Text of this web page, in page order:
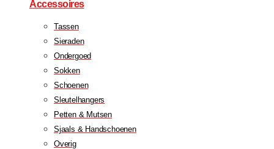
Accessoires
Tassen
Sieraden
Ondergoed
Sokken
Schoenen
Sleutelhangers
Petten & Mutsen
Sjaals & Handschoenen
Overig